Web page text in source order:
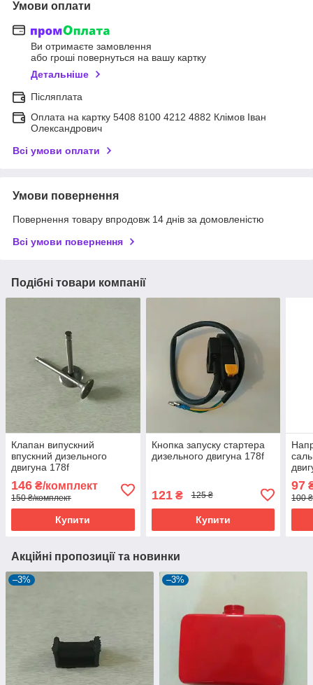
Умови оплати
Ви отримаєте замовлення
або гроші повернуться на вашу картку
Детальніше
Післяплата
Оплата на картку 5408 8100 4212 4882 Клімов Іван
Олександрович
Всі умови оплати
Умови повернення
Повернення товару впродовж 14 днів за домовленістю
Всі умови повернення
Подібні товари компанії
Клапан випускний
впускний дизельного
двигуна 178f
146 ₴/комплект
150 ₴/комплект
Купити
Кнопка запуску стартера
дизельного двигуна 178f
121₴ 125 ₴
Купити
97
100
Акційні пропозиції та новинки
–3% –3%